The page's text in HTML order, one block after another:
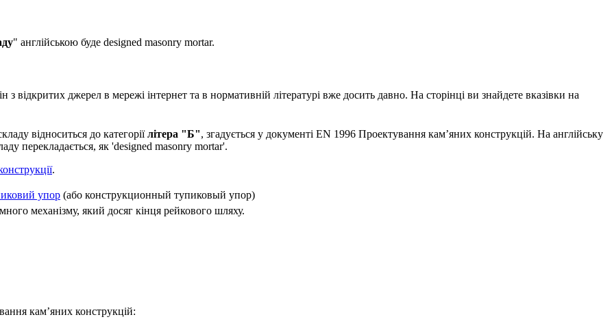
" англійською буде designed masonry mortar.
відкритих джерел в мережі інтернет та в нормативній літературі вже досить давно. На сторінці ви знайдете вказівки на
відноситься до категоріїлітера "Б", згадується у документі EN 1996 Проектування кам’яних конструкцій. На англійську
перекладається, як 'designed masonry mortar'.
.
упор (або конструкционный тупиковый упор)
механізму, який досяг кінця рейкового шляху.
кам’яних конструкцій: